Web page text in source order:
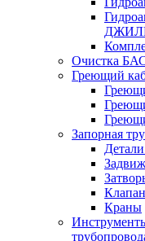
Очистка
Греющий
Запорная
Краны